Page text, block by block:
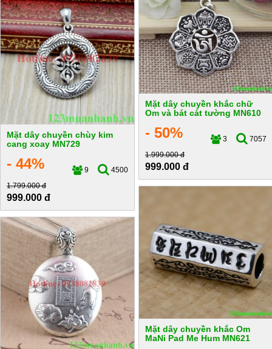
Mặt dây chuyền khắc chữ
Om và bát cát tường MN610
- 50% 3
7057
1.999.000 đ
999.000 đ
Mặt dây chuyền chùy kim
cang xoay MN729
- 44% 9
4500
1.799.000 đ
999.000 đ
Mặt dây chuyền khắc Om
MaNi Pad Me Hum MN621